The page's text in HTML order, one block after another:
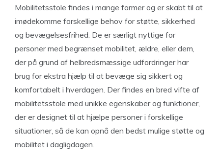
Mobilitetsstole findes i mange former og er skabt til at
imødekomme forskellige behov for støtte, sikkerhed
og bevægelsesfrihed. De er særligt nyttige for
personer med begrænset mobilitet, ældre, eller dem,
der på grund af helbredsmæssige udfordringer har
brug for ekstra hjælp til at bevæge sig sikkert og
komfortabelt i hverdagen. Der findes en bred vifte af
mobilitetsstole med unikke egenskaber og funktioner,
der er designet til at hjælpe personer i forskellige
situationer, så de kan opnå den bedst mulige støtte og
mobilitet i dagligdagen.